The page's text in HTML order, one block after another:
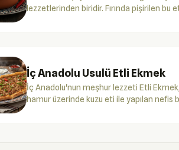
lezzetlerinden biridir. Fırında pişirilen bu
İç Anadolu Usulü Etli Ekmek
İç Anadolu'nun meşhur lezzeti Etli
hamur üzerinde kuzu eti ile yapılan nefis